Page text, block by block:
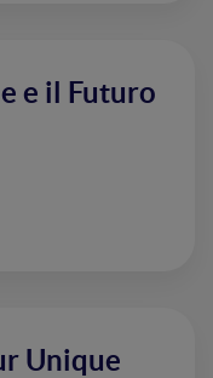
e il Futuro
Unique